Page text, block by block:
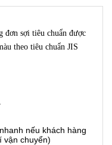
đơn sợi tiêu chuẩn được
theo tiêu chuẩn JIS
nếu khách hàng
vận chuyển)